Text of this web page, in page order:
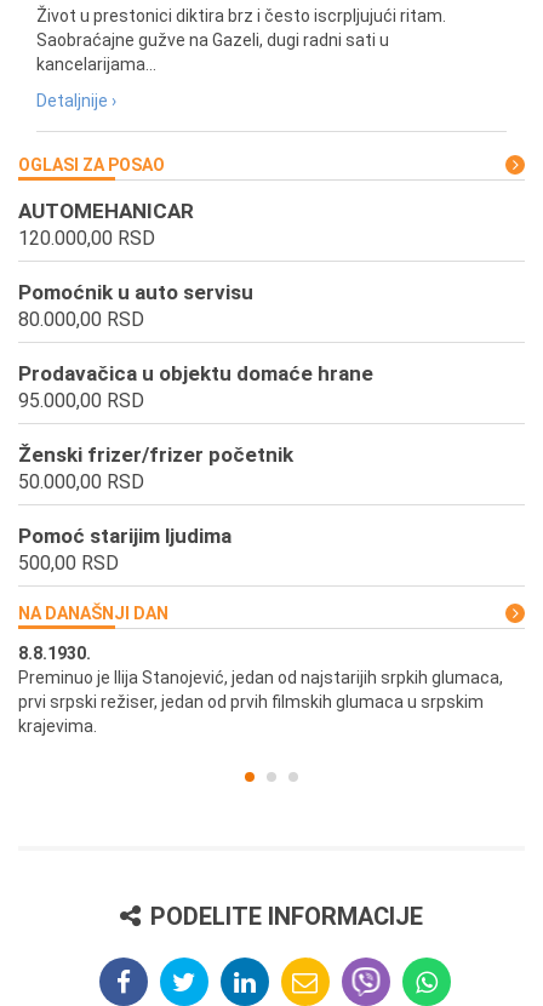
Život u prestonici diktira brz i često iscrpljujući ritam.
Saobraćajne gužve na Gazeli, dugi radni sati u
kancelarijama...
Detaljnije ›
OGLASI ZA POSAO
AUTOMEHANICAR
120.000,00 RSD
Pomoćnik u auto servisu
80.000,00 RSD
Prodavačica u objektu domaće hrane
95.000,00 RSD
Ženski frizer/frizer početnik
50.000,00 RSD
Pomoć starijim ljudima
500,00 RSD
NA DANAŠNJI DAN
8.8.1930.
Preminuo je Ilija Stanojević, jedan od najstarijih srpkih glumaca,
prvi srpski režiser, jedan od prvih filmskih glumaca u srpskim
krajevima.
PODELITE INFORMACIJE